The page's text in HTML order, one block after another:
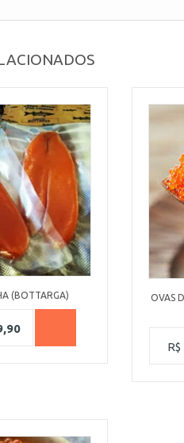
(BOTTARGA)
OVAS
R$